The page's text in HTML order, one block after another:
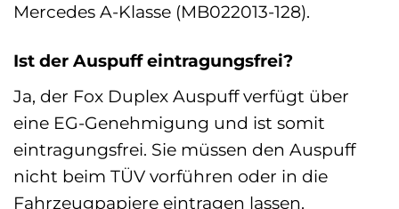
Mercedes A-Klasse (MB022013-128).
Ist der Auspuff eintragungsfrei?
Ja, der Fox Duplex Auspuff verfügt über
eine EG-Genehmigung und ist somit
eintragungsfrei. Sie müssen den Auspuff
nicht beim TÜV vorführen oder in die
Fahrzeugpapiere eintragen lassen.